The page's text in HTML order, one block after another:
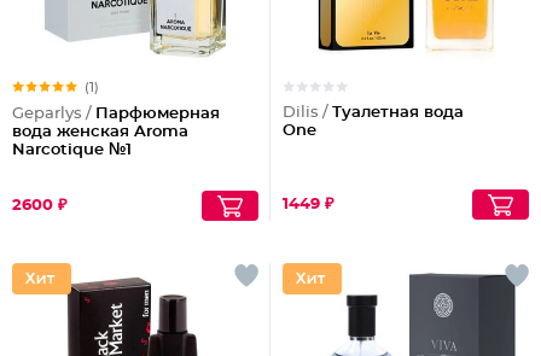
(1)
Geparlys / Парфюмерная
вода женская Aroma
Narcotique №1
2600 ₽
Dilis / Туалетная вода
One
1449 ₽